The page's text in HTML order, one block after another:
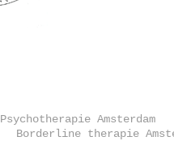
Psychotherapie Amsterdam
Borderline therapie